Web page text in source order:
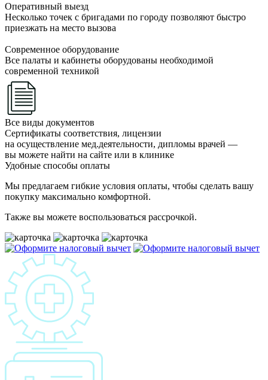
Оперативный выезд
Несколько точек с бригадами по городу позволяют быстро
приезжать на место вызова
Современное оборудование
Все палаты и кабинеты оборудованы необходимой
современной техникой
Все виды документов
Сертификаты соответствия, лицензии
на осуществление мед.деятельности, дипломы врачей —
вы можете найти на сайте или в клинике
Удобные способы оплаты
Мы предлагаем гибкие условия оплаты, чтобы сделать вашу
покупку максимально комфортной.
Также вы можете воспользоваться рассрочкой.